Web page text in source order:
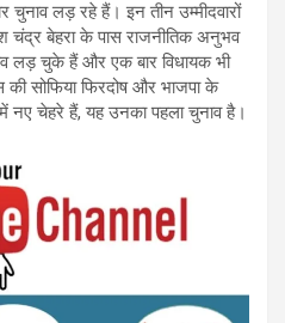
चुनाव लड़ रहे हैं। इन तीन उम्मीदवारों
चंद्र बेहरा के पास राजनीतिक अनुभव
लड़ चुके हैं और एक बार विधायक भी
सोफिया फिरदोष और भाजपा के
में नए चेहरे हैं, यह उनका पहला चुनाव है।